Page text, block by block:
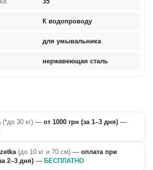
К водопроводу
для умывальника
нержавеющая сталь
(*до 30 кг) — от 1000 грн (за 1–3 дня) —
(до 10 кг и 70 см) — оплата при
2–3 дня) — БЕСПЛАТНО